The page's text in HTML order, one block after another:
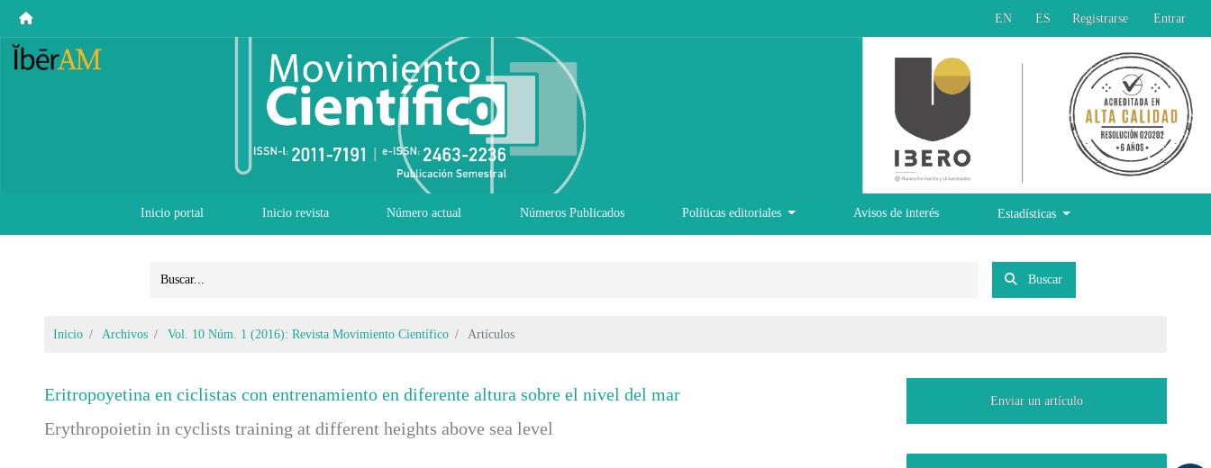
EN ES Registrarse Entrar
Inicio portal Inicio revista Número actual Números Publicados Políticas editoriales Avisos de interés Estadísticas
Buscar
Inicio Archivos Vol. 10 Núm. 1 (2016): Revista Movimiento Científico Artículos
Eritropoyetina en ciclistas con entrenamiento en diferente altura sobre el nivel del mar
Erythropoietin in cyclists training at different heights above sea level
Enviar un artículo